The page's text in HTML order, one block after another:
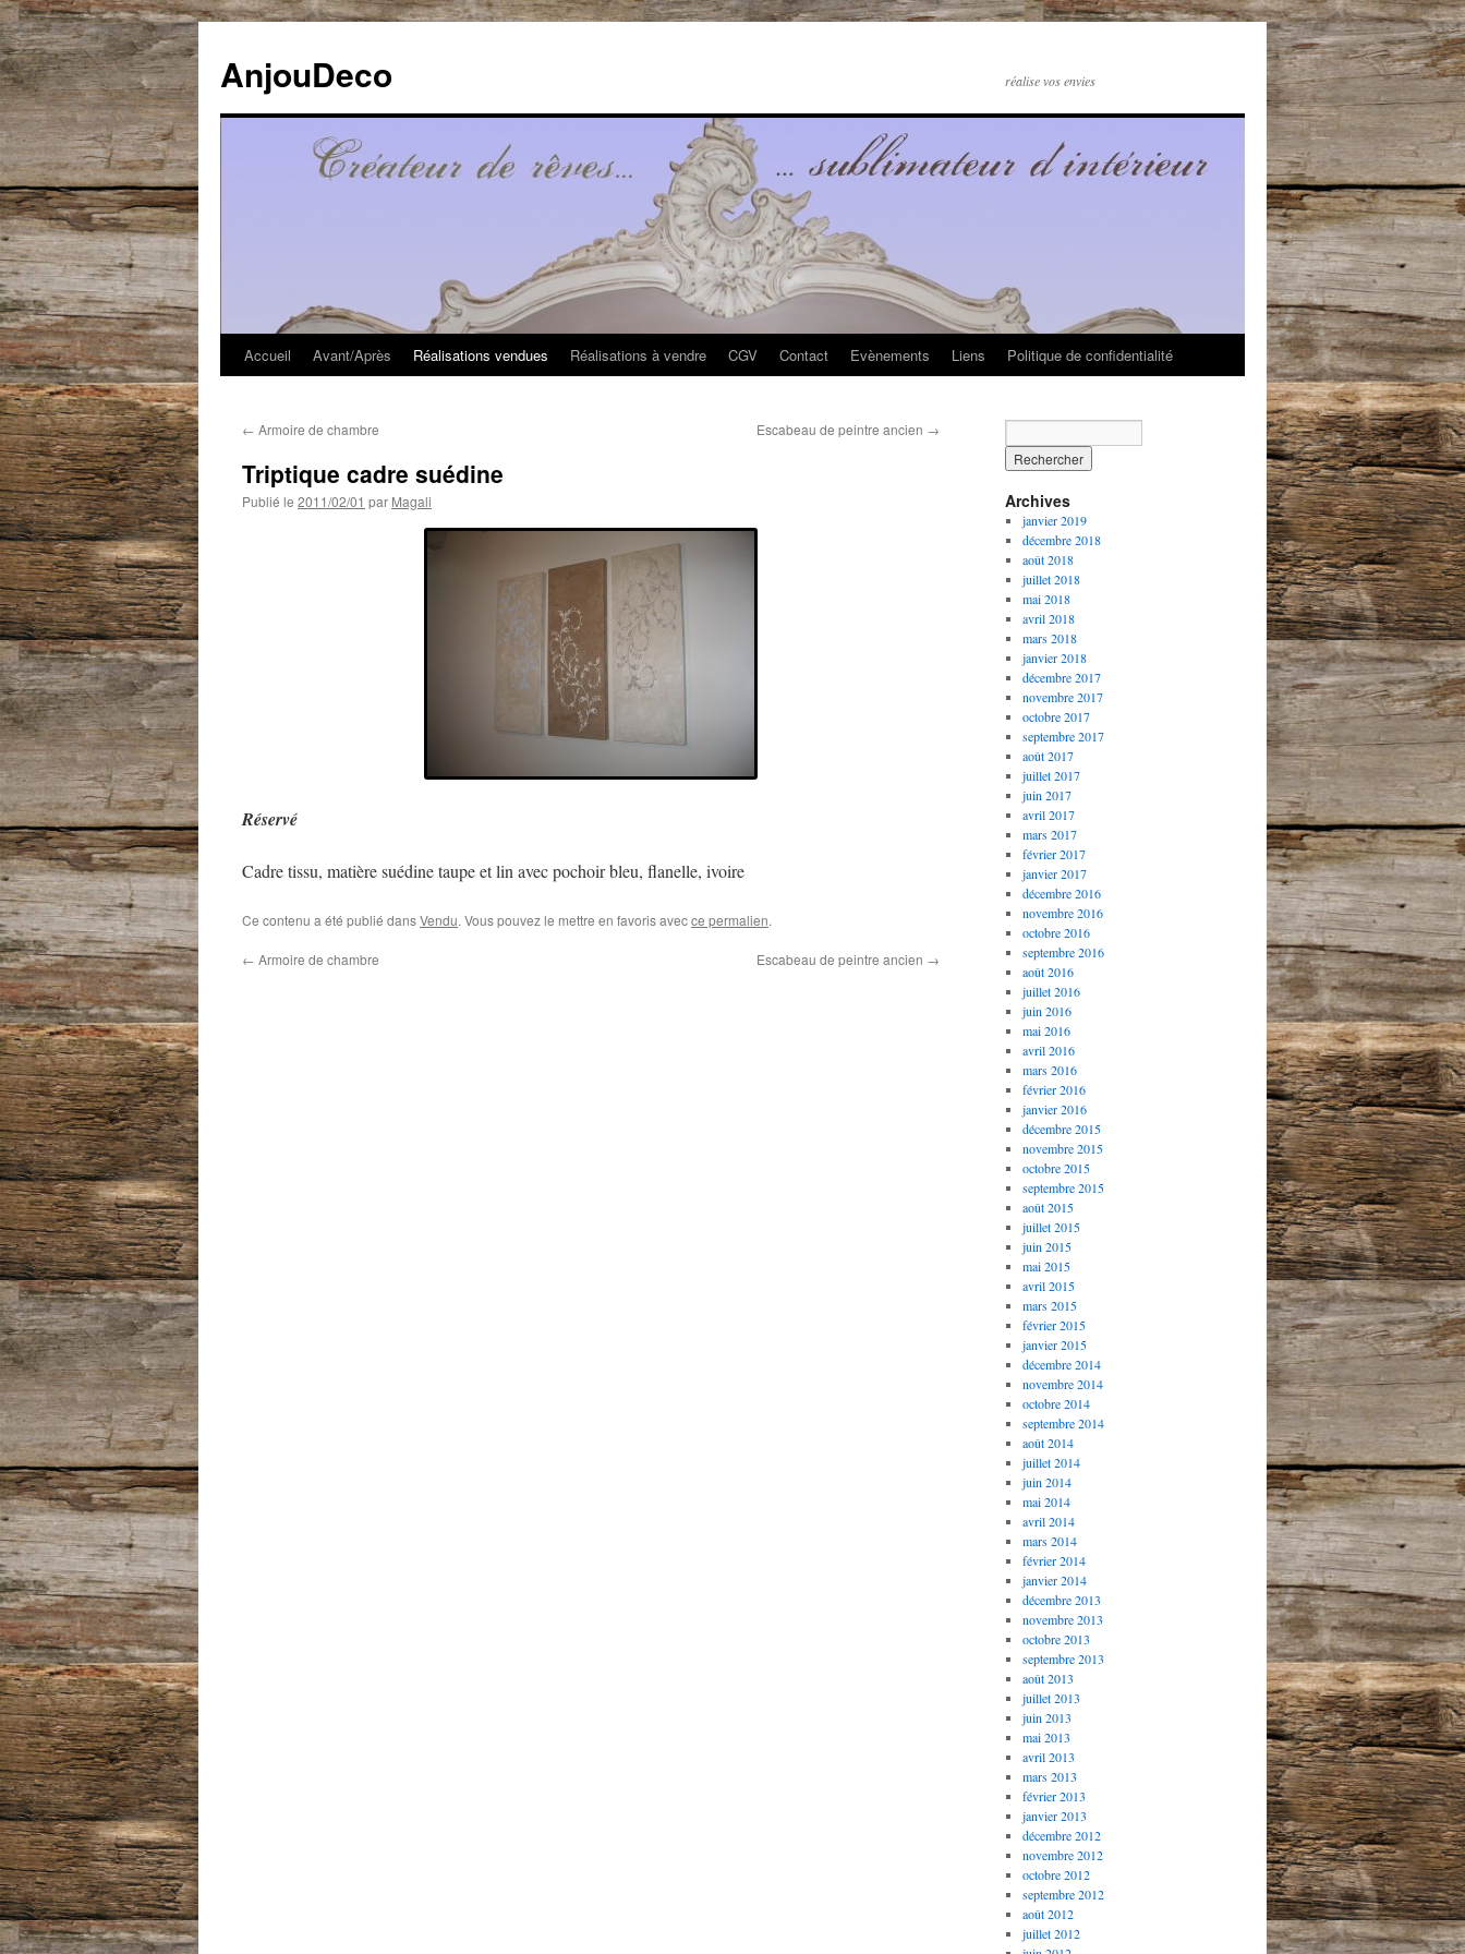
contenu
AnjouDeco réalise vos envies
Accueil Avant/Après Réalisations vendues Réalisations à vendre CGV Contact Evènements Liens Politique de confidentialité
← Armoire de chambre Escabeau de peintre ancien →
Triptique cadre suédine
Publié le 2011/02/01 par Magali
Réservé
Cadre tissu, matière suédine taupe et lin avec pochoir bleu, flanelle, ivoire
Ce contenu a été publié dansVendu. Vous pouvez le mettre en favoris avecce permalien.
← Armoire de chambre Escabeau de peintre ancien →
Archives
janvier 2019
décembre 2018
août 2018
juillet 2018
mai 2018
avril 2018
mars 2018
janvier 2018
décembre 2017
novembre 2017
octobre 2017
septembre 2017
août 2017
juillet 2017
juin 2017
avril 2017
mars 2017
février 2017
janvier 2017
décembre 2016
novembre 2016
octobre 2016
septembre 2016
août 2016
juillet 2016
juin 2016
mai 2016
avril 2016
mars 2016
février 2016
janvier 2016
décembre 2015
novembre 2015
octobre 2015
septembre 2015
août 2015
juillet 2015
juin 2015
mai 2015
avril 2015
mars 2015
février 2015
janvier 2015
décembre 2014
novembre 2014
octobre 2014
septembre 2014
août 2014
juillet 2014
juin 2014
mai 2014
avril 2014
mars 2014
février 2014
janvier 2014
décembre 2013
novembre 2013
octobre 2013
septembre 2013
août 2013
juillet 2013
juin 2013
mai 2013
avril 2013
mars 2013
février 2013
janvier 2013
décembre 2012
novembre 2012
octobre 2012
septembre 2012
août 2012
juillet 2012